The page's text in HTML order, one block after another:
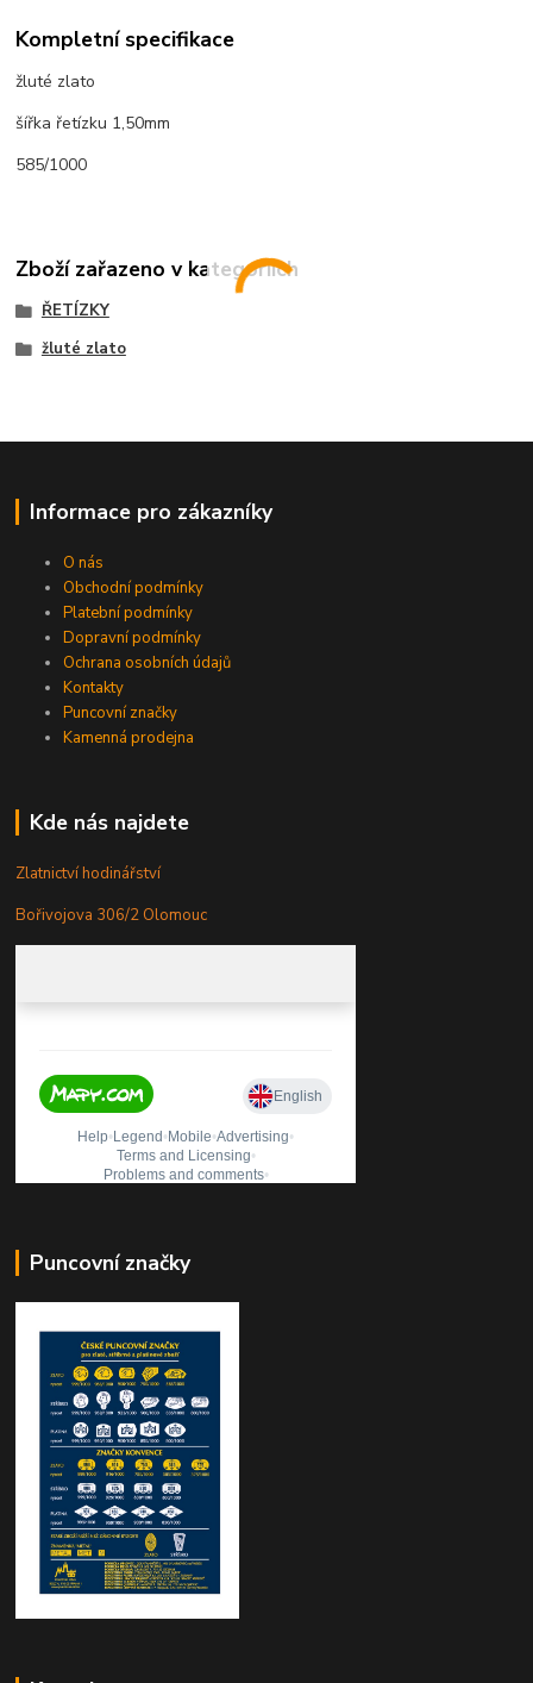
Kompletní specifikace
žluté zlato
šířka řetízku 1,50mm
585/1000
Zboží zařazeno v kategoriích
ŘETÍZKY
žluté zlato
Informace pro zákazníky
O nás
Obchodní podmínky
Platební podmínky
Dopravní podmínky
Ochrana osobních údajů
Kontakty
Puncovní značky
Kamenná prodejna
Kde nás najdete
Zlatnictví hodinářství
Bořivojova 306/2 Olomouc
Puncovní značky